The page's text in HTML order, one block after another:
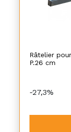
Râtelier
P.26 cm
-27,3%